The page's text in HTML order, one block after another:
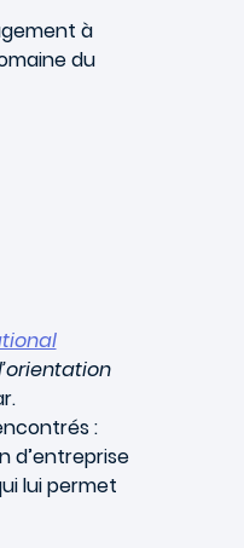
à
du
:
d’entreprise
lui permet